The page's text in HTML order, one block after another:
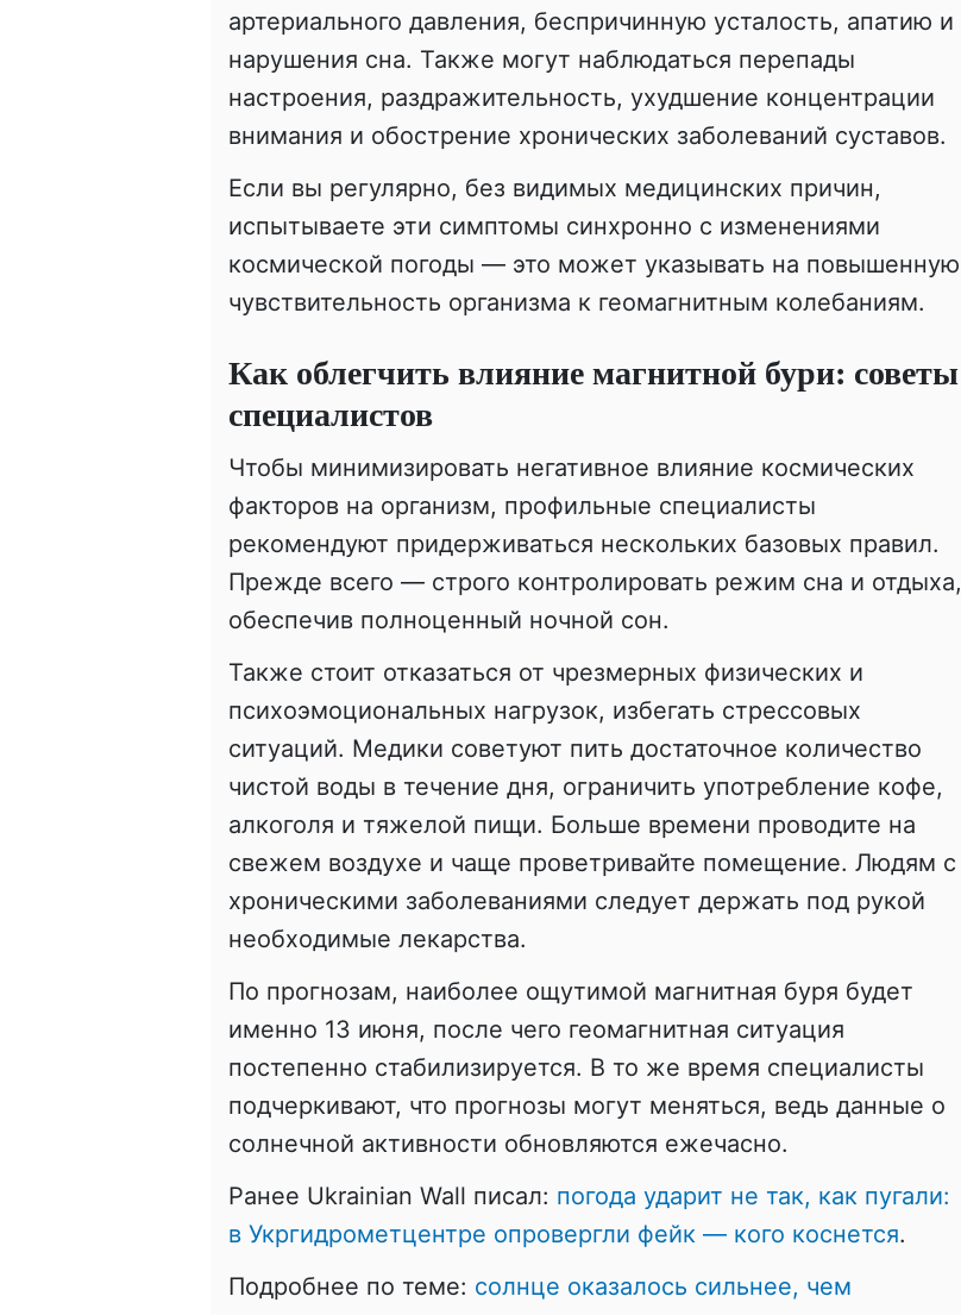
артериального давления, беспричинную усталость, апатию и
нарушения сна. Также могут наблюдаться перепады
настроения, раздражительность, ухудшение концентрации
внимания и обострение хронических заболеваний суставов.
Если вы регулярно, без видимых медицинских причин,
испытываете эти симптомы синхронно с изменениями
космической погоды — это может указывать на повышенную
чувствительность организма к геомагнитным колебаниям.
Как облегчить влияние магнитной бури: советы
специалистов
Чтобы минимизировать негативное влияние космических
факторов на организм, профильные специалисты
рекомендуют придерживаться нескольких базовых правил.
Прежде всего — строго контролировать режим сна и отдыха,
обеспечив полноценный ночной сон.
Также стоит отказаться от чрезмерных физических и
психоэмоциональных нагрузок, избегать стрессовых
ситуаций. Медики советуют пить достаточное количество
чистой воды в течение дня, ограничить употребление кофе,
алкоголя и тяжелой пищи. Больше времени проводите на
свежем воздухе и чаще проветривайте помещение. Людям с
хроническими заболеваниями следует держать под рукой
необходимые лекарства.
По прогнозам, наиболее ощутимой магнитная буря будет
именно 13 июня, после чего геомагнитная ситуация
постепенно стабилизируется. В то же время специалисты
подчеркивают, что прогнозы могут меняться, ведь данные о
солнечной активности обновляются ежечасно.
Ранее Ukrainian Wall писал: погода ударит не так, как пугали:
в Укргидрометцентре опровергли фейк — кого коснется.
Подробнее по теме: солнце оказалось сильнее, чем